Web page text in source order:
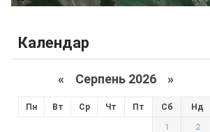
Календар
« Серпень 2026 »
Пн Вт Ср Чт Пт Сб Нд
1 2